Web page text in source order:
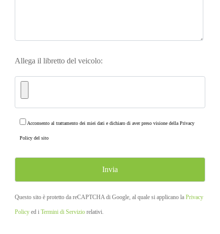
Allega il libretto del veicolo:
Acconsento al trattamento dei miei dati e dichiaro di aver preso visione dellaPrivacy
Policy del sito
Questo sito è protetto da reCAPTCHA di Google, al quale si applicano la Privacy
Policy ed i Termini di Servizio relativi.